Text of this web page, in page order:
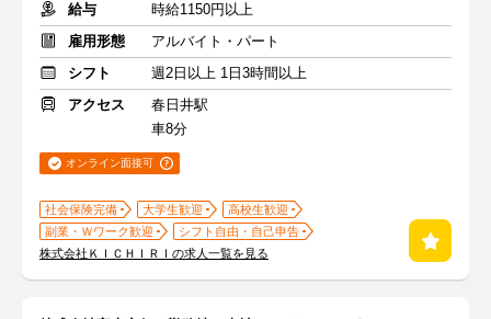
給与
時給1150円以上
雇用形態
アルバイト・パート
シフト
週2日以上 1日3時間以上
アクセス
春日井駅
車8分
オンライン面接可
社会保険完備 大学生歓迎
高校生歓迎
副業・Ｗワーク歓迎
シフト自由・自己申告
株式会社ＫＩＣＨＩＲＩの求人一覧を見る